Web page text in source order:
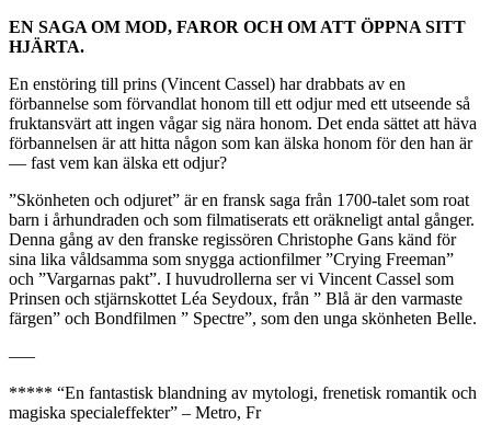
EN SAGA OM MOD, FAROR OCH OM ATT ÖPPNA SITT
HJÄRTA.
En enstöring till prins (Vincent Cassel) har drabbats av en
förbannelse som förvandlat honom till ett odjur med ett utseende så
fruktansvärt att ingen vågar sig nära honom. Det enda sättet att häva
förbannelsen är att hitta någon som kan älska honom för den han är
— fast vem kan älska ett odjur?
”Skönheten och odjuret” är en fransk saga från 1700-talet som roat
barn i århundraden och som filmatiserats ett oräkneligt antal gånger.
Denna gång av den franske regissören Christophe Gans känd för
sina lika våldsamma som snygga actionfilmer ”Crying Freeman”
och ”Vargarnas pakt”. I huvudrollerna ser vi Vincent Cassel som
Prinsen och stjärnskottet Léa Seydoux, från ” Blå är den varmaste
färgen” och Bondfilmen ” Spectre”, som den unga skönheten Belle.
—–
***** “En fantastisk blandning av mytologi, frenetisk romantik och
magiska specialeffekter” – Metro, Fr